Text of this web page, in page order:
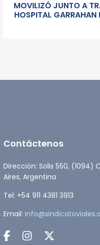
MOVILIZÓ JUNTO A
HOSPITAL GARRAHAN
Contáctenos
Dirección: Solis 550, (1094)
Aires, Argentina
Tel: +54 911 4381 3913
Email: